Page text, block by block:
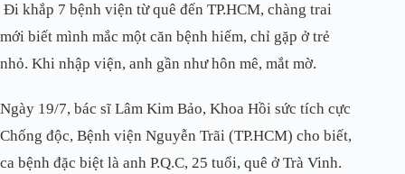
Đi khắp 7 bệnh viện từ quê đến TP.HCM, chàng trai
mới biết mình mắc một căn bệnh hiếm, chỉ gặp ở trẻ
nhỏ. Khi nhập viện, anh gần như hôn mê, mắt mờ.
Ngày 19/7, bác sĩ Lâm Kim Bảo, Khoa Hồi sức tích cực
Chống độc, Bệnh viện Nguyễn Trãi (TP.HCM) cho biết,
ca bệnh đặc biệt là anh P.Q.C, 25 tuổi, quê ở Trà Vinh.